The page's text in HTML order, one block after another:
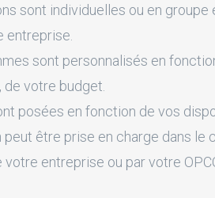
sont individuelles ou en groupe
entreprise.
sont personnalisés en
de votre budget.
posées en fonction de vos
peut être prise en charge dans le
entreprise ou par votre